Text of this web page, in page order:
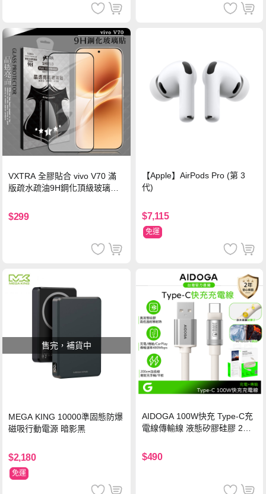
VXTRA 全膠貼合 vivo V70 滿
版疏水疏油9H鋼化頂級玻璃貼
$299
【Apple】AirPods Pro (第 3
代)
$7,115
免運
售完，補貨中
MEGA KING 10000準固態防爆
磁吸行動電源 暗影黑
$2,180
免運
AIDOGA 100W快充 Type-C充
電線傳輸線 液態矽膠硅膠 2M
$490